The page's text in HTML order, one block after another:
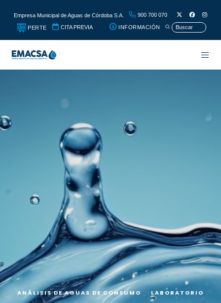
Empresa Municipal de Aguas de Córdoba S.A. 900 700 070
PERTE CITA PREVIA INFORMACIÓN
ANÁLISIS DE AGUAS DE CONSUMO
LABORATORIO